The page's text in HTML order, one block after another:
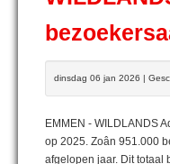
dinsdag 06 jan 2026 |
EMMEN - WILDLANDS
op 2025. Zoân
afgelopen jaar. Dit totaal